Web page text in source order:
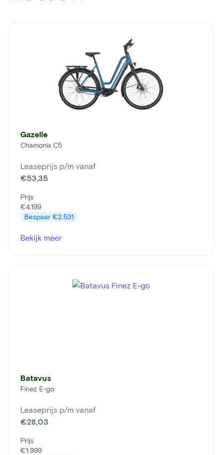
Gazelle
Chamonix C5
Leaseprijs p/m vanaf
€53,35
Prijs
€4.199
Bespaar €2.531
Bekijk meer
Batavus
Finez E-go
Leaseprijs p/m vanaf
€28,03
Prijs
€1.999